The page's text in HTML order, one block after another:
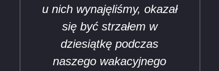
u nich wynajęliśmy, okazał
się być strzałem w
dziesiątkę podczas
naszego wakacyjnego